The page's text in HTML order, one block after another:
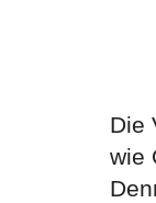
Die
wie